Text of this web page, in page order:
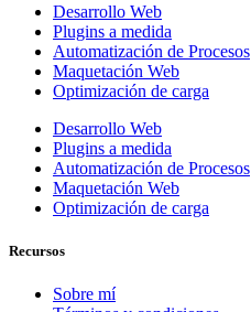
Desarrollo Web
Plugins a medida
Automatización de Procesos
Maquetación Web
Optimización de carga
Desarrollo Web
Plugins a medida
Automatización de Procesos
Maquetación Web
Optimización de carga
Recursos
Sobre mí